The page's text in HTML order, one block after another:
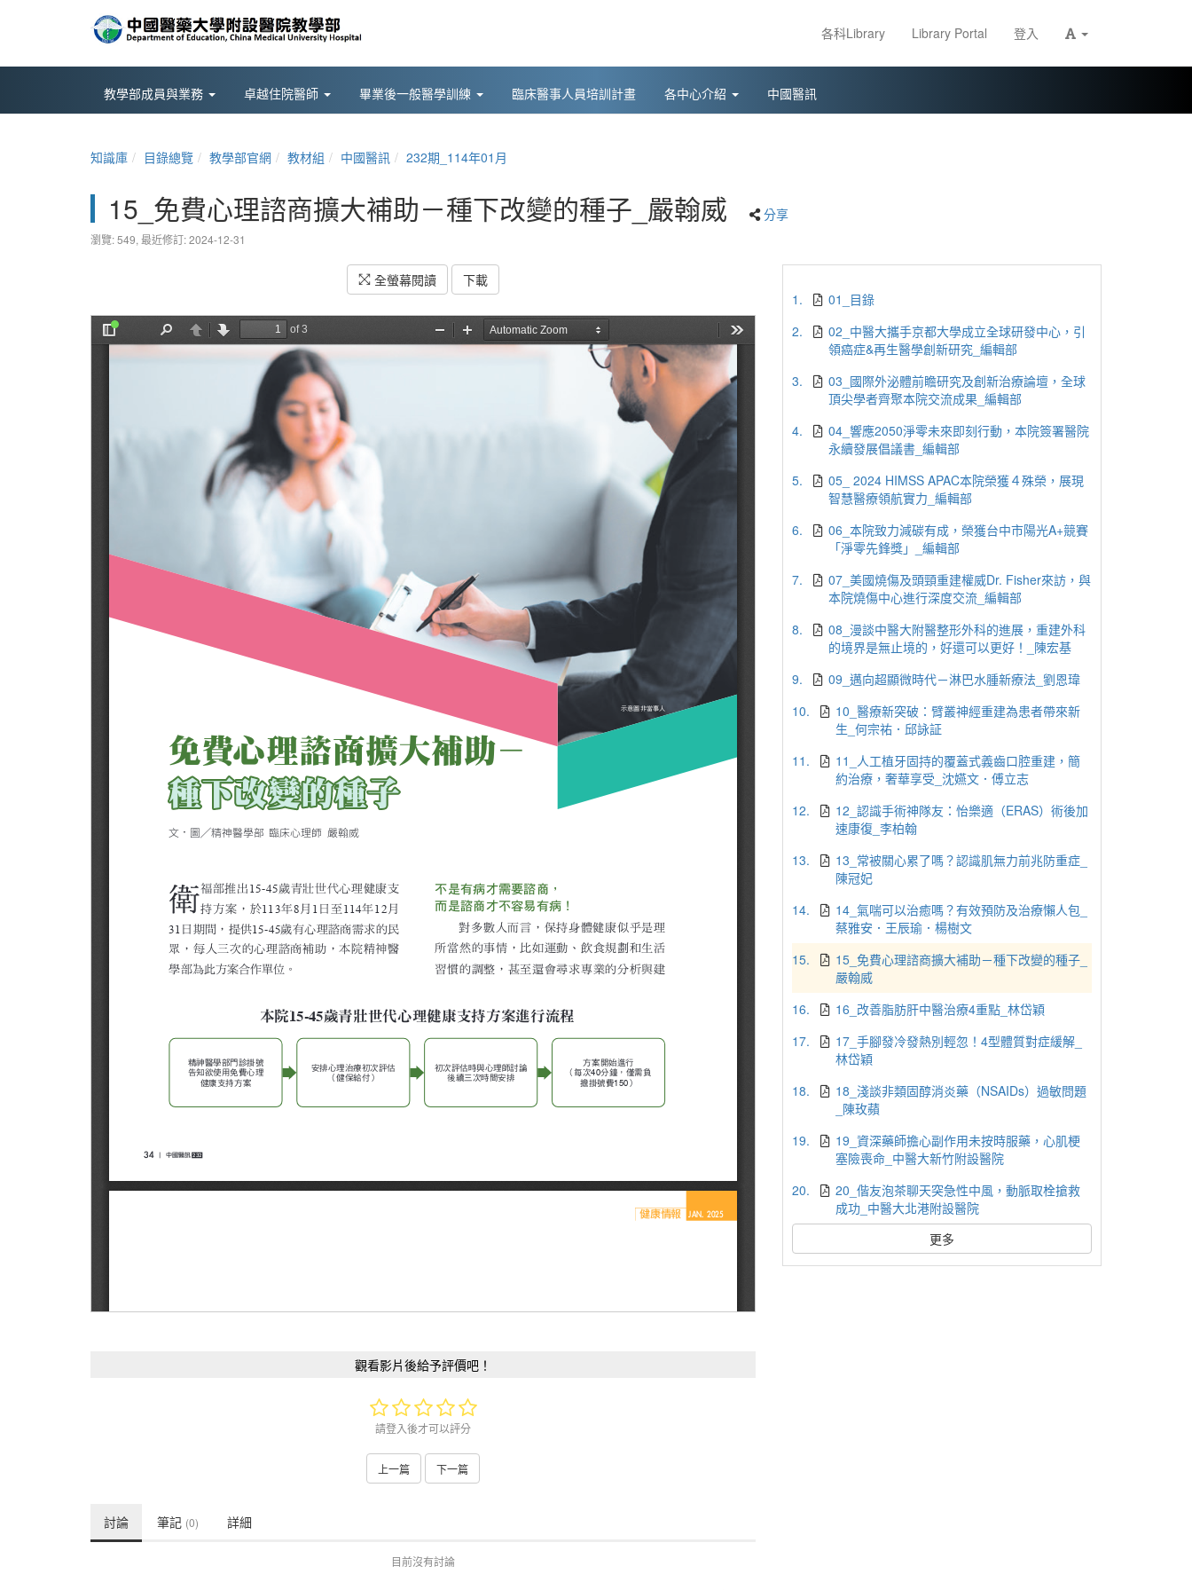
各科Library Library Portal 登入
教學部成員與業務 卓越住院醫師 畢業後一般醫學訓練 臨床醫事人員培訓計畫 各中心介紹 中國醫訊
知識庫 目錄總覽 教學部官網 教材組 中國醫訊 232期_114年01月
15_免費心理諮商擴大補助－種下改變的種子_嚴翰威 分享
瀏覽: 549, 最近修訂: 2024-12-31
全螢幕閱讀 下載
觀看影片後給予評價吧！
請登入後才可以評分
上一篇 下一篇
討論 筆記 (0) 詳細
目前沒有討論
1.
01_目錄
2.
02_中醫大攜手京都大學成立全球研發中心，引
領癌症&再生醫學創新研究_編輯部
3.
03_國際外泌體前瞻研究及創新治療論壇，全球
頂尖學者齊聚本院交流成果_編輯部
4.
04_響應2050淨零未來即刻行動，本院簽署醫院
永續發展倡議書_編輯部
5.
05_ 2024 HIMSS APAC本院榮獲４殊榮，展現
智慧醫療領航實力_編輯部
6.
06_本院致力減碳有成，榮獲台中市陽光A+競賽
「淨零先鋒獎」_編輯部
7.
07_美國燒傷及頭頸重建權威Dr. Fisher來訪，與
本院燒傷中心進行深度交流_編輯部
8.
08_漫談中醫大附醫整形外科的進展，重建外科
的境界是無止境的，好還可以更好！_陳宏基
9.
09_邁向超顯微時代－淋巴水腫新療法_劉恩瑋
10.
10_醫療新突破：臂叢神經重建為患者帶來新
生_何宗祐．邱詠証
11.
11_人工植牙固持的覆蓋式義齒口腔重建，簡
約治療，奢華享受_沈嬿文．傅立志
12.
12_認識手術神隊友：怡樂適（ERAS）術後加
速康復_李柏翰
13.
13_常被關心累了嗎？認識肌無力前兆防重症_
陳冠妃
14.
14_氣喘可以治癒嗎？有效預防及治療懶人包_
蔡雅安．王辰瑜．楊樹文
15.
15_免費心理諮商擴大補助－種下改變的種子_
嚴翰威
16.
16_改善脂肪肝中醫治療4重點_林岱穎
17.
17_手腳發冷發熱別輕忽！4型體質對症緩解_
林岱穎
18.
18_淺談非類固醇消炎藥（NSAIDs）過敏問題
_陳玫蘋
19.
19_資深藥師擔心副作用未按時服藥，心肌梗
塞險喪命_中醫大新竹附設醫院
20.
20_偕友泡茶聊天突急性中風，動脈取栓搶救
成功_中醫大北港附設醫院
更多